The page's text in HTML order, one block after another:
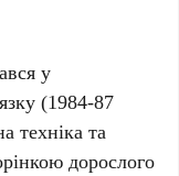
у
(1984-87
техніка та
дорослого